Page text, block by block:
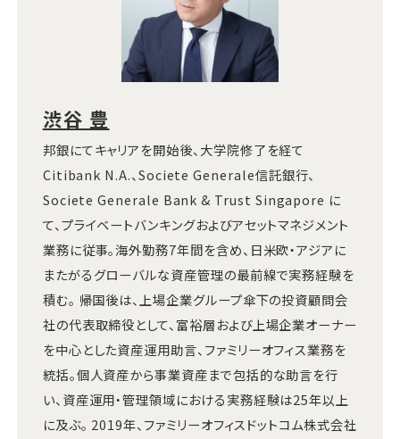
渋谷 豊
邦銀にてキャリアを開始後、大学院修了を経て
Citibank N.A.、Societe Generale信託銀行、
Societe Generale Bank & Trust Singapore に
て、プライベートバンキングおよびアセットマネジメント
業務に従事。海外勤務7年間を含め、日米欧・アジアに
またがるグローバルな資産管理の最前線で実務経験を
積む。 帰国後は、上場企業グループ傘下の投資顧問会
社の代表取締役として、富裕層および上場企業オーナー
を中心とした資産運用助言、ファミリーオフィス業務を
統括。個人資産から事業資産まで包括的な助言を行
い、資産運用・管理領域における実務経験は25年以上
に及ぶ。 2019年、ファミリーオフィスドットコム株式会社